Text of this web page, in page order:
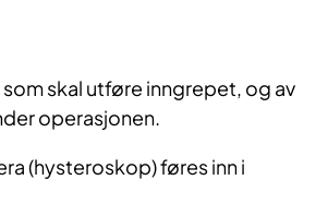
skal utføre inngrepet, og av
operasjonen.
(hysteroskop) føres inn i